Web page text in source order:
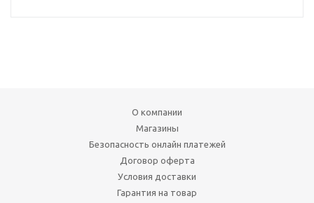
О компании
Магазины
Безопасность онлайн платежей
Договор оферта
Условия доставки
Гарантия на товар